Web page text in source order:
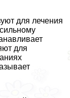
для лечения
для